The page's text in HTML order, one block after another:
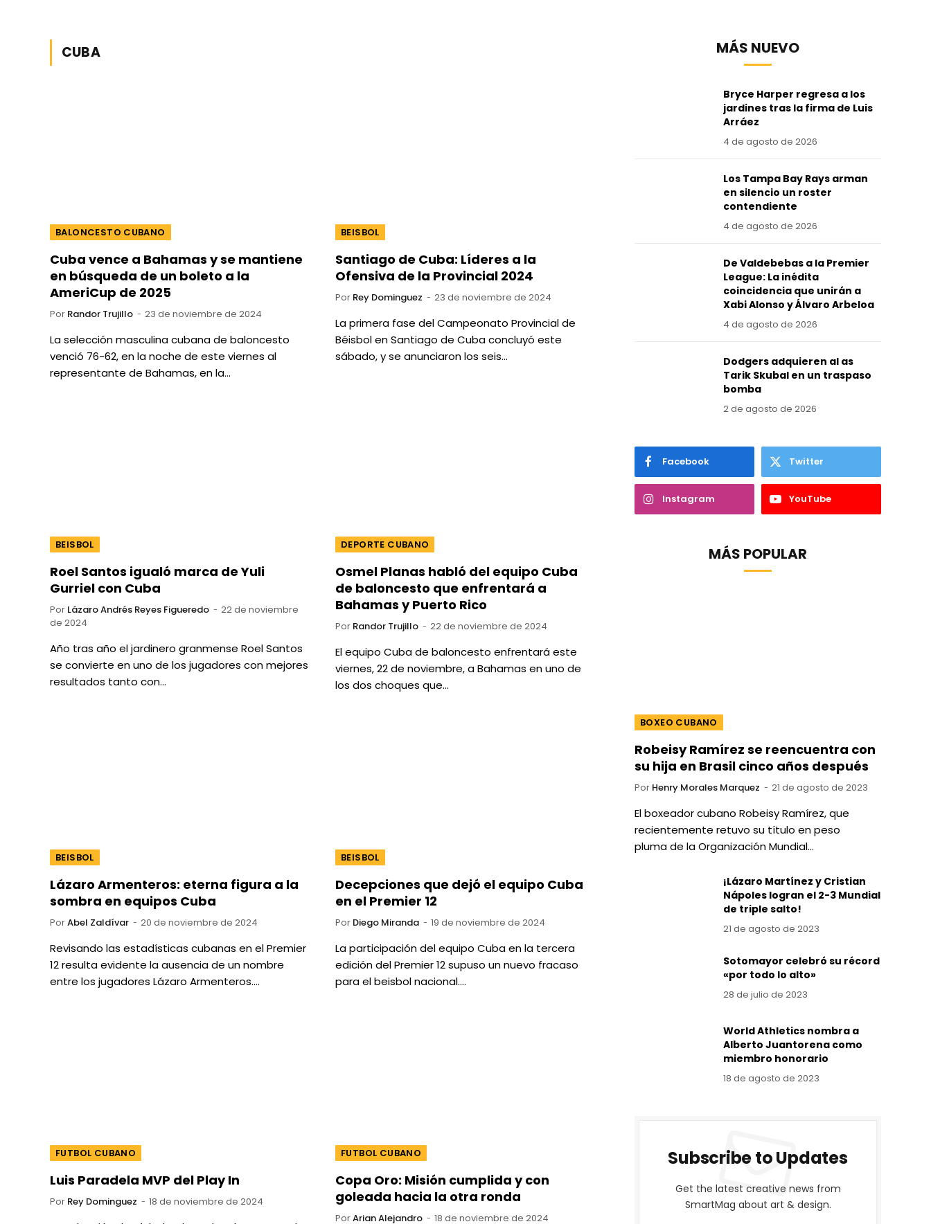
CUBA
BALONCESTO CUBANO
Cuba vence a Bahamas y se mantiene
en búsqueda de un boleto a la
AmeriCup de 2025
Por Randor Trujillo 23 de noviembre de 2024
La selección masculina cubana de baloncesto
venció 76-62, en la noche de este viernes al
representante de Bahamas, en la…
BEISBOL
Santiago de Cuba: Líderes a la
Ofensiva de la Provincial 2024
Por Rey Dominguez 23 de noviembre de 2024
La primera fase del Campeonato Provincial de
Béisbol en Santiago de Cuba concluyó este
sábado, y se anunciaron los seis…
BEISBOL
Roel Santos igualó marca de Yuli
Gurriel con Cuba
Por Lázaro Andrés Reyes Figueredo
22 de noviembre
de 2024
Año tras año el jardinero granmense Roel Santos
se convierte en uno de los jugadores con mejores
resultados tanto con…
DEPORTE CUBANO
Osmel Planas habló del equipo Cuba
de baloncesto que enfrentará a
Bahamas y Puerto Rico
Por Randor Trujillo 22 de noviembre de 2024
El equipo Cuba de baloncesto enfrentará este
viernes, 22 de noviembre, a Bahamas en uno de
los dos choques que…
BEISBOL
Lázaro Armenteros: eterna figura a la
sombra en equipos Cuba
PorAbel Zaldívar 20 de noviembre de 2024
Revisando las estadísticas cubanas en el Premier
12 resulta evidente la ausencia de un nombre
entre los jugadores Lázaro Armenteros.…
BEISBOL
Decepciones que dejó el equipo Cuba
en el Premier 12
Por Diego Miranda 19 de noviembre de 2024
La participación del equipo Cuba en la tercera
edición del Premier 12 supuso un nuevo fracaso
para el beisbol nacional.…
FUTBOL CUBANO
Luis Paradela MVP del Play In
Por Rey Dominguez 18 de noviembre de 2024
FUTBOL CUBANO
Copa Oro: Misión cumplida y con
goleada hacia la otra ronda
PorArian Alejandro 18 de noviembre de 2024
MÁS NUEVO
Bryce Harper regresa a los
jardines tras la firma de Luis
Arráez
4 de agosto de 2026
Los Tampa Bay Rays arman
en silencio un roster
contendiente
4 de agosto de 2026
De Valdebebas a la Premier
League: La inédita
coincidencia que unirán a
Xabi Alonso y Álvaro Arbeloa
4 de agosto de 2026
Dodgers adquieren al as
Tarik Skubal en un traspaso
bomba
2 de agosto de 2026
Facebook Twitter
Instagram YouTube
MÁS POPULAR
BOXEO CUBANO
Robeisy Ramírez se reencuentra con
su hija en Brasil cinco años después
Por Henry Morales Marquez 21 de agosto de 2023
El boxeador cubano Robeisy Ramírez, que
recientemente retuvo su título en peso
pluma de la Organización Mundial…
¡Lázaro Martínez y Cristian
Nápoles logran el 2-3 Mundial
de triple salto!
21 de agosto de 2023
Sotomayor celebró su récord
«por todo lo alto»
28 de julio de 2023
World Athletics nombra a
Alberto Juantorena como
miembro honorario
18 de agosto de 2023
Subscribe to Updates
Get the latest creative news from
SmartMag about art & design.